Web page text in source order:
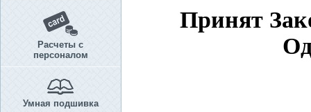
Расчеты с
персоналом
Умная подшивка
Принят